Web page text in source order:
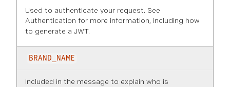
Used to authenticate your request. See
Authentication for more information, including how
to generate a JWT.
BRAND_NAME
Included in the message to explain who is